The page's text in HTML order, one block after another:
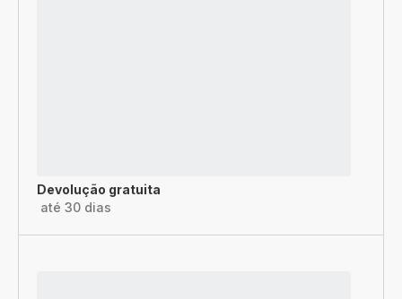
Devolução gratuita
até 30 dias